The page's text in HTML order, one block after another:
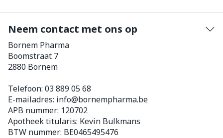
Neem contact met ons op
Bornem Pharma
Boomstraat 7
2880 Bornem
Telefoon: 03 889 05 68
E-mailadres: info@bornempharma.be
APB nummer: 120702
Apotheek titularis: Kevin Bulkmans
BTW nummer: BE0465495476